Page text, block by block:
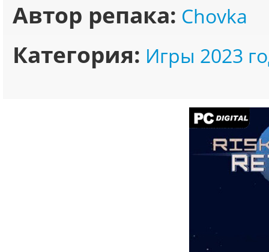
Автор репака: Chovka
Категория: Игры 2023